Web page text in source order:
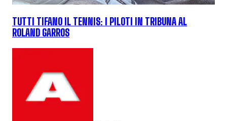
TUTTI TIFANO IL TENNIS: I PILOTI IN TRIBUNA AL
ROLAND GARROS